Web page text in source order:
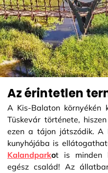
Az érintetlen
A Kis-Balaton környékén
Tüskevár története,
ezen a tájon játszódik. A
kunyhójába is
Kalandparkot is minden
egész család! Az